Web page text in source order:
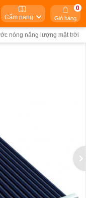
Cẩm nang Giỏ hàng
0
nóng năng lượng mặt trời